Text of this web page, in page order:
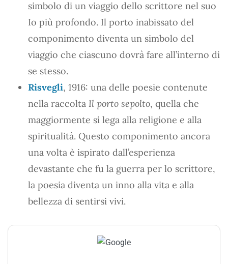
simbolo di un viaggio dello scrittore nel suo
Io più profondo. Il porto inabissato del
componimento diventa un simbolo del
viaggio che ciascuno dovrà fare all’interno di
se stesso.
Risvegli, 1916: una delle poesie contenute
nella raccolta Il porto sepolto, quella che
maggiormente si lega alla religione e alla
spiritualità. Questo componimento ancora
una volta è ispirato dall’esperienza
devastante che fu la guerra per lo scrittore,
la poesia diventa un inno alla vita e alla
bellezza di sentirsi vivi.